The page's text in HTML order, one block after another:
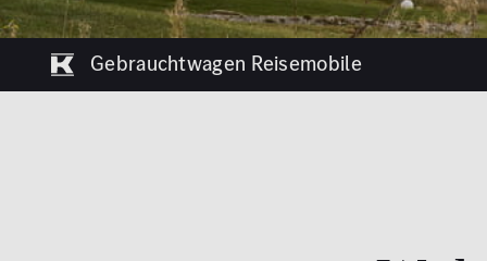
Gebrauchtwagen Reisemobile